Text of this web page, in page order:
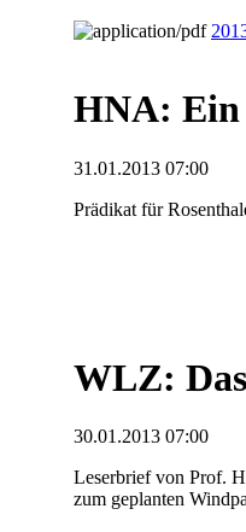
HNA: Ein
31.01.2013 07:00
Prädikat für
WLZ:
30.01.2013 07:00
Leserbrief von Prof.
zum geplanten